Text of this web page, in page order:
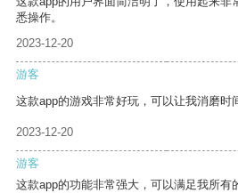
悉操作。
2023-12-20
游客
这款app的游戏非常好玩，可以让我消磨时
2023-12-20
游客
这款app的功能非常强大，可以满足我所有